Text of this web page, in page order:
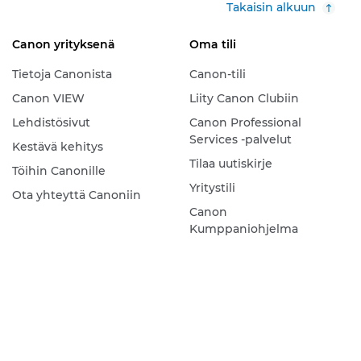
Takaisin alkuun
Canon yrityksenä
Tietoja Canonista
Canon VIEW
Lehdistösivut
Kestävä kehitys
Töihin Canonille
Ota yhteyttä Canoniin
Oma tili
Canon-tili
Liity Canon Clubiin
Canon Professional
Services -palvelut
Tilaa uutiskirje
Yritystili
Canon
Kumppaniohjelma